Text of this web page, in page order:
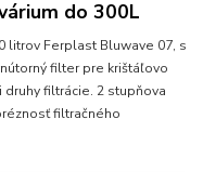
do 300L
litrov Ferplast Bluwave 07, s
filter pre krištáľovo
filtrácie. 2 stupňova
filtračného